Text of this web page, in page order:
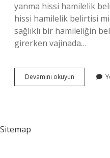
yanma hissi hamilelik
hissi hamilelik belirtisi
sağlıklı bir hamileliğin
girerken vajinada…
Devamını okuyun
Ilişki
Sitemap